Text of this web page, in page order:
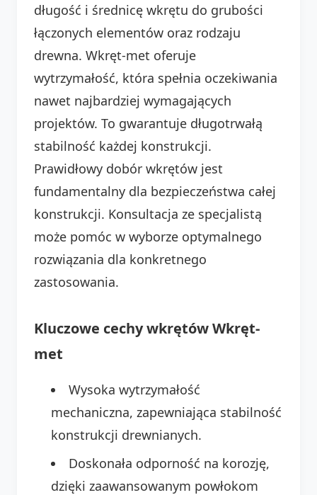
długość i średnicę wkrętu do grubości
łączonych elementów oraz rodzaju
drewna. Wkręt-met oferuje
wytrzymałość, która spełnia oczekiwania
nawet najbardziej wymagających
projektów. To gwarantuje długotrwałą
stabilność każdej konstrukcji.
Prawidłowy dobór wkrętów jest
fundamentalny dla bezpieczeństwa całej
konstrukcji. Konsultacja ze specjalistą
może pomóc w wyborze optymalnego
rozwiązania dla konkretnego
zastosowania.
Kluczowe cechy wkrętów Wkręt-
met
Wysoka wytrzymałość
mechaniczna, zapewniająca stabilność
konstrukcji drewnianych.
Doskonała odporność na korozję,
dzięki zaawansowanym powłokom